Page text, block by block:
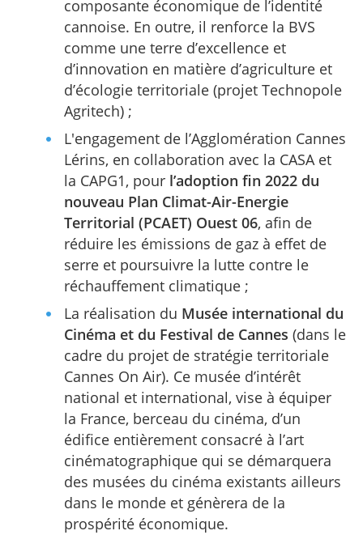
composante économique de l’identité
cannoise. En outre, il renforce la BVS
comme une terre d’excellence et
d’innovation en matière d’agriculture et
d’écologie territoriale (projet Technopole
Agritech) ;
L'engagement de l’Agglomération Cannes
Lérins, en collaboration avec la CASA et
la CAPG1, pour l’adoption fin 2022 du
nouveau Plan Climat-Air-Energie
Territorial (PCAET) Ouest 06, afin de
réduire les émissions de gaz à effet de
serre et poursuivre la lutte contre le
réchauffement climatique ;
La réalisation du Musée international du
Cinéma et du Festival de Cannes (dans le
cadre du projet de stratégie territoriale
Cannes On Air). Ce musée d’intérêt
national et international, vise à équiper
la France, berceau du cinéma, d’un
édifice entièrement consacré à l’art
cinématographique qui se démarquera
des musées du cinéma existants ailleurs
dans le monde et génèrera de la
prospérité économique.